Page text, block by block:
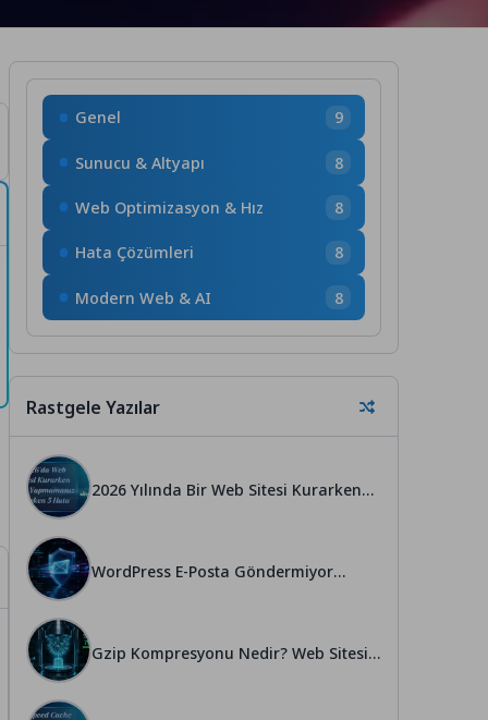
Genel 9
Sunucu & Altyapı 8
Web Optimizasyon & Hız 8
Hata Çözümleri 8
Modern Web & AI 8
Rastgele Yazılar
2026 Yılında Bir Web Sitesi Kurarken
WordPress E-Posta Göndermiyor
Gzip Kompresyonu Nedir? Web Sitesi